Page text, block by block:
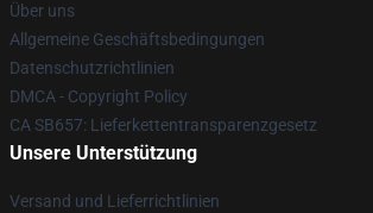
Über uns
Allgemeine Geschäftsbedingungen
Datenschutzrichtlinien
DMCA - Copyright Policy
CA SB657: Lieferkettentransparenzgesetz
Unsere Unterstützung
Versand und Lieferrichtlinien